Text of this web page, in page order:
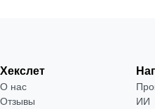
Хекслет
О нас
Отзывы
ИИ